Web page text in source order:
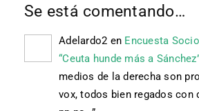
Se está comentando…
Adelardo2 en Encuesta
“Ceuta hunde más a
medios de la derecha son
vox, todos bien regados con